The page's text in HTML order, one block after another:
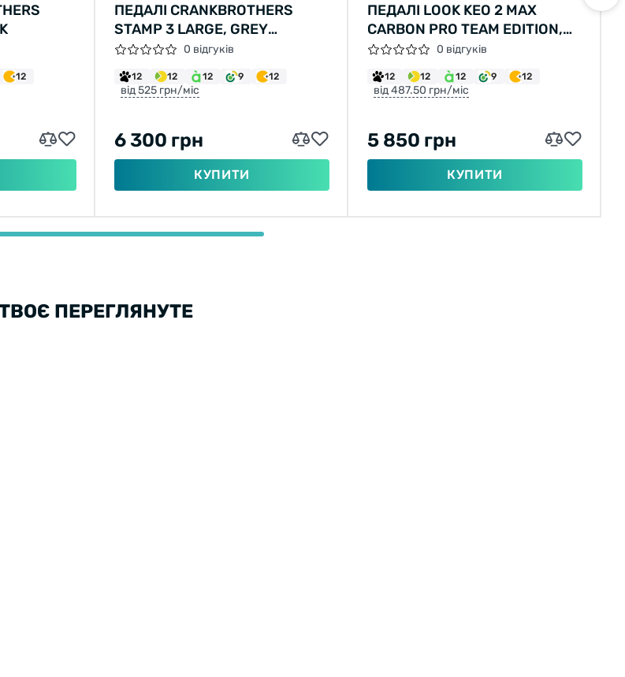
Подшипники: Промышленные, картриджные;
Материал подшипников: Кованный алюминий;
12
ПЕДАЛІ CRANKBROTHERS
STAMP 3 LARGE, GREY
(MAGNESIUM)
0 відгуків
12 12 12 9 12
від 525 грн/міс
6 300 грн
КУПИТИ
ПЕДАЛІ LOOK KEO 2 MAX
CARBON PRO TEAM EDITION,
КАРБОН, ВІСЬ CHROMOLY
9/16", ЧОРНІ
0 відгуків
12 12 12 9 12
від 487.50 грн/міс
5 850 грн
КУПИТИ
ПЕРЕГЛЯНУТЕ